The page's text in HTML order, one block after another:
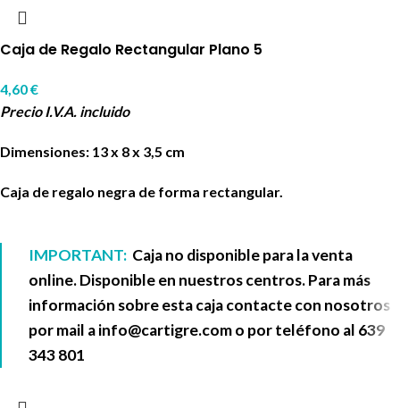
Caja de Regalo Rectangular Plano 5
4,60€
Precio I.V.A. incluido
Dimensiones: 13 x 8 x 3,5 cm
Caja de regalo negra de forma rectangular.
IMPORTANT: Caja no disponible para la venta
online. Disponible en nuestros centros. Para más
información sobre esta caja contacte con nosotros
por mail ainfo@cartigre.como por teléfono al 639
343 801